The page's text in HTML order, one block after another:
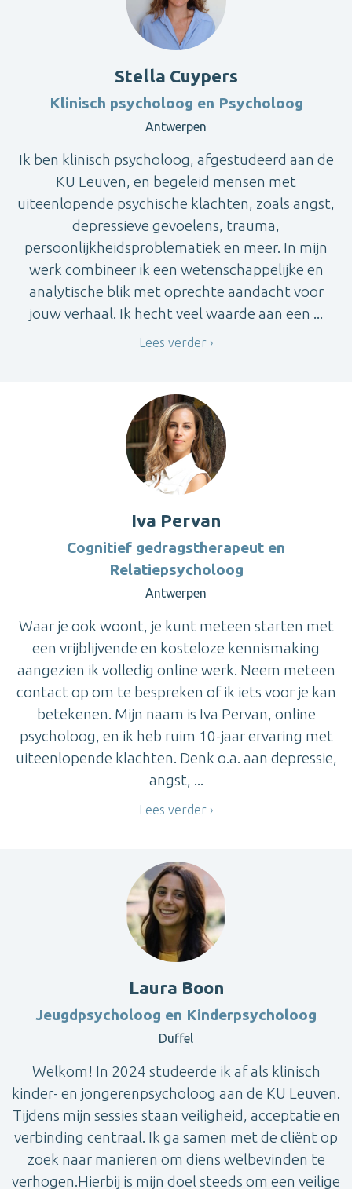
Stella Cuypers
Klinisch psycholoog en Psycholoog
Antwerpen
Ik ben klinisch psycholoog, afgestudeerd aan de
KU Leuven, en begeleid mensen met
uiteenlopende psychische klachten, zoals angst,
depressieve gevoelens, trauma,
persoonlijkheidsproblematiek en meer. In mijn
werk combineer ik een wetenschappelijke en
analytische blik met oprechte aandacht voor
jouw verhaal. Ik hecht veel waarde aan een ...
Lees verder
Iva Pervan
Cognitief gedragstherapeut en
Relatiepsycholoog
Antwerpen
Waar je ook woont, je kunt meteen starten met
een vrijblijvende en kosteloze kennismaking
aangezien ik volledig online werk. Neem meteen
contact op om te bespreken of ik iets voor je kan
betekenen. Mijn naam is Iva Pervan, online
psycholoog, en ik heb ruim 10-jaar ervaring met
uiteenlopende klachten. Denk o.a. aan depressie,
angst, ...
Lees verder
Laura Boon
Jeugdpsycholoog en Kinderpsycholoog
Duffel
Welkom! In 2024 studeerde ik af als klinisch
kinder- en jongerenpsycholoog aan de KU Leuven.
Tijdens mijn sessies staan veiligheid, acceptatie en
verbinding centraal. Ik ga samen met de cliënt op
zoek naar manieren om diens welbevinden te
verhogen.Hierbij is mijn doel steeds om een veilige